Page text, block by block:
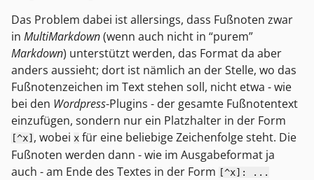
Das Problem dabei ist allersings, dass Fußnoten zwar
in MultiMarkdown(wenn auch nicht in “purem”
Markdown) unterstützt werden, das Format da aber
anders aussieht; dort ist nämlich an der Stelle, wo das
Fußnotenzeichen im Text stehen soll, nicht etwa - wie
bei den Wordpress-Plugins - der gesamte Fußnotentext
einzufügen, sondern nur ein Platzhalter in der Form
[^x] , wobei x für eine beliebige Zeichenfolge steht. Die
Fußnoten werden dann - wie im Ausgabeformat ja
auch - am Ende des Textes in der Form [^x]: ...